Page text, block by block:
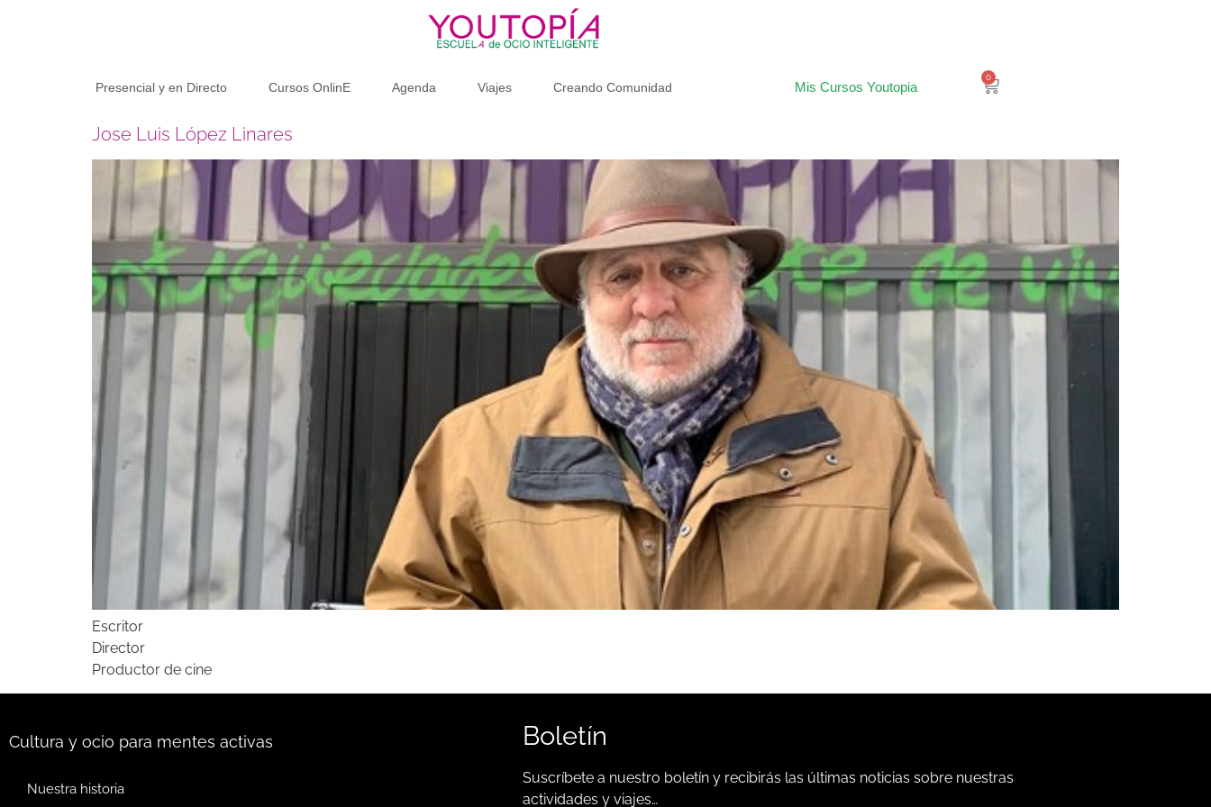
Presencial y en Directo Cursos OnlinE Agenda Viajes Creando Comunidad Mis Cursos Youtopia
0
Jose Luis López Linares
Escritor
Director
Productor de cine
Cultura y ocio para mentes activas
Nuestra historia
Boletín
Suscríbete a nuestro boletín y recibirás las últimas noticias sobre nuestras
actividades y viajes…